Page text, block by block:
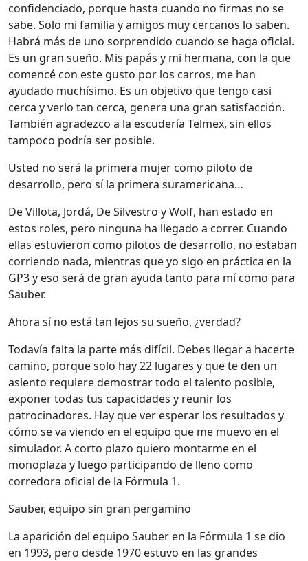
confidenciado, porque hasta cuando no firmas no se
sabe. Solo mi familia y amigos muy cercanos lo saben.
Habrá más de uno sorprendido cuando se haga oficial.
Es un gran sueño. Mis papás y mi hermana, con la que
comencé con este gusto por los carros, me han
ayudado muchísimo. Es un objetivo que tengo casi
cerca y verlo tan cerca, genera una gran satisfacción.
También agradezco a la escudería Telmex, sin ellos
tampoco podría ser posible.
Usted no será la primera mujer como piloto de
desarrollo, pero sí la primera suramericana…
De Villota, Jordá, De Silvestro y Wolf, han estado en
estos roles, pero ninguna ha llegado a correr. Cuando
ellas estuvieron como pilotos de desarrollo, no estaban
corriendo nada, mientras que yo sigo en práctica en la
GP3 y eso será de gran ayuda tanto para mí como para
Sauber.
Ahora sí no está tan lejos su sueño, ¿verdad?
Todavía falta la parte más difícil. Debes llegar a hacerte
camino, porque solo hay 22 lugares y que te den un
asiento requiere demostrar todo el talento posible,
exponer todas tus capacidades y reunir los
patrocinadores. Hay que ver esperar los resultados y
cómo se va viendo en el equipo que me muevo en el
simulador. A corto plazo quiero montarme en el
monoplaza y luego participando de lleno como
corredora oficial de la Fórmula 1.
Sauber, equipo sin gran pergamino
La aparición del equipo Sauber en la Fórmula 1 se dio
en 1993, pero desde 1970 estuvo en las grandes